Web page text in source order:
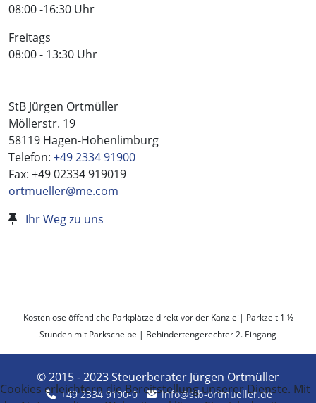
08:00 -16:30 Uhr
Freitags
08:00 - 13:30 Uhr
StB Jürgen Ortmüller
Möllerstr. 19
58119 Hagen-Hohenlimburg
Telefon: +49 2334 91900
Fax: +49 02334 919019
ortmueller@me.com
Ihr Weg zu uns
Kostenlose öffentliche Parkplätze direkt vor der Kanzlei| Parkzeit 1 ½
Stunden mit Parkscheibe | Behindertengerechter 2. Eingang
© 2015 - 2023 Steuerberater Jürgen Ortmüller
+49 2334 9190-0 info@stb-ortmueller.de
Cookies erleichtern die Bereitstellung unserer Dienste. Mit